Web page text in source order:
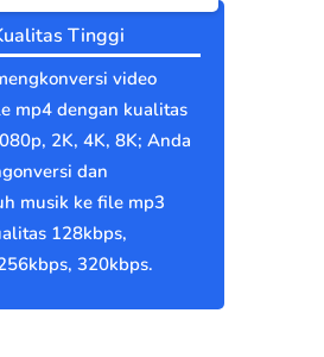
Tinggi
video
mp4 dengan kualitas
2K, 4K, 8K; Anda
dan
musik ke file mp3
128kbps,
320kbps.